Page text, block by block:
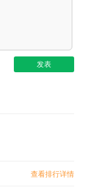
查看排行详情